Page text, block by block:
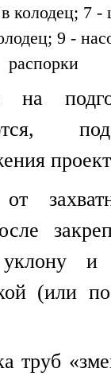
колодец; 7
9 -
распорки
на
и
(или
труб